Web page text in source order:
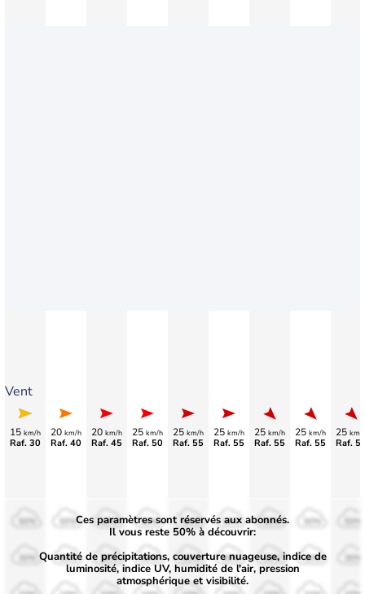
Vent
15 km/h
Raf. 30
20 km/h
Raf. 40
20 km/h
Raf. 45
25 km/h
Raf. 50
25 km/h
Raf. 55
25 km/h
Raf. 55
25 km/h
Raf. 55
25 km/h
Raf. 55
25 km/
Raf.
50%
30%
50%
30%
50%
30%
50%
30%
50%
30%
50%
30%
50%
30%
Ces paramètres sont réservés aux abonnés.
Il vous reste 50% à découvrir:
Quantité de précipitations, couverture nuageuse, indice de
luminosité, indice UV, humidité de l'air, pression
atmosphérique et visibilité.